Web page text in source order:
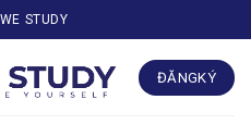
STUDY
ĐĂNGKÝ